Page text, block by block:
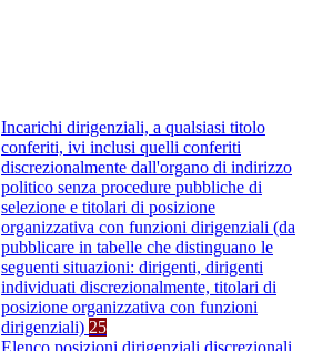
Incarichi dirigenziali, a qualsiasi titolo
conferiti, ivi inclusi quelli conferiti
discrezionalmente dall'organo di indirizzo
politico senza procedure pubbliche di
selezione e titolari di posizione
organizzativa con funzioni dirigenziali (da
pubblicare in tabelle che distinguano le
seguenti situazioni: dirigenti, dirigenti
individuati discrezionalmente, titolari di
posizione organizzativa con funzioni
dirigenziali) 25